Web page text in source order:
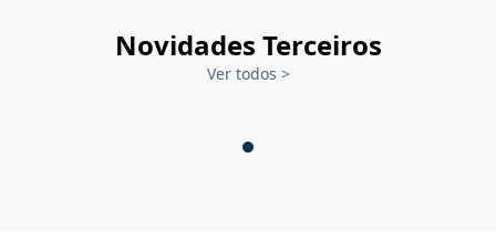
Novidades Terceiros
Ver todos >